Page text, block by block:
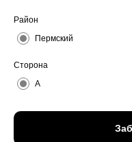
Район
Пермский
Сторона
A